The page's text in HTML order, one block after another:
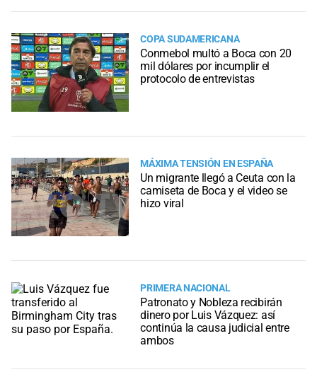
COPA SUDAMERICANA
Conmebol multó a Boca con 20
mil dólares por incumplir el
protocolo de entrevistas
MÁXIMA TENSIÓN EN ESPAÑA
Un migrante llegó a Ceuta con la
camiseta de Boca y el video se
hizo viral
PRIMERA NACIONAL
Patronato y Nobleza recibirán
dinero por Luis Vázquez: así
continúa la causa judicial entre
ambos